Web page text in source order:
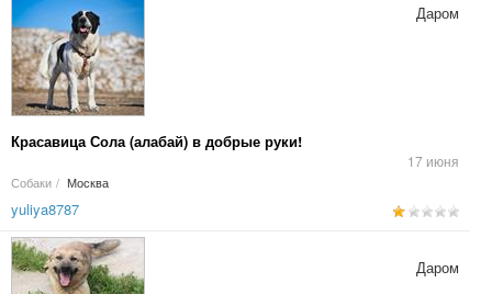
Красавица Сола (алабай) в добрые руки!
17 июня
Собаки / Москва
Даром
yuliya8787
Даром